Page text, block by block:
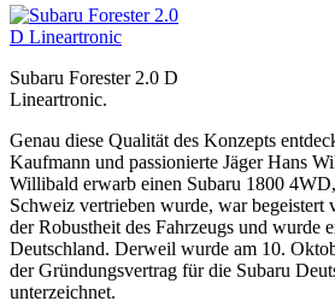
Subaru Forester 2.0 D
Lineartronic.
Genau diese Qualität des Konzepts
Kaufmann und passionierte Jäger Hans
Willibald erwarb einen Subaru 1800
Schweiz vertrieben wurde, war begeistert
der Robustheit des Fahrzeugs und wurde
Deutschland. Derweil wurde am 10.
der Gründungsvertrag für die Subaru
unterzeichnet.